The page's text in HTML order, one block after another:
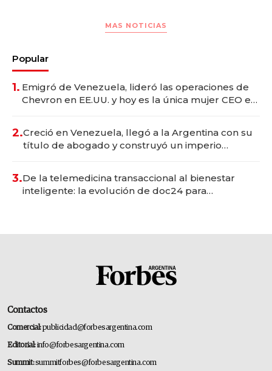
MAS NOTICIAS
Popular
1. Emigró de Venezuela, lideró las operaciones de
Chevron en EE.UU. y hoy es la única mujer CEO en
2.Creció en Venezuela, llegó a la Argentina con su
título de abogado y construyó un imperio
3.De la telemedicina transaccional al bienestar
inteligente: la evolución de doc24 para
Contactos
Comercial:publicidad@forbesargentina.com
Editorial:info@forbesargentina.com
Summit:summitforbes@forbesargentina.com